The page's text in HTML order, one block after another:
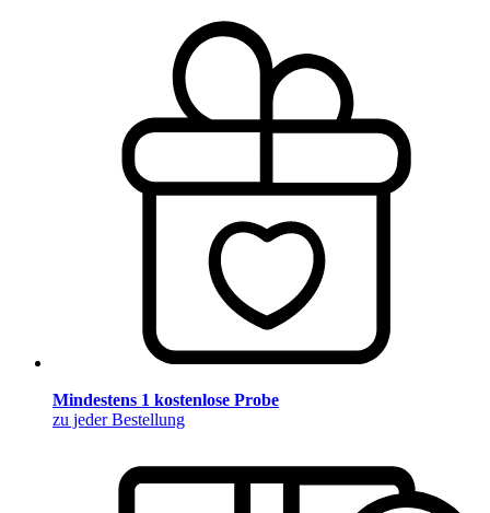
Mindestens 1 kostenlose Probe
zu jeder Bestellung